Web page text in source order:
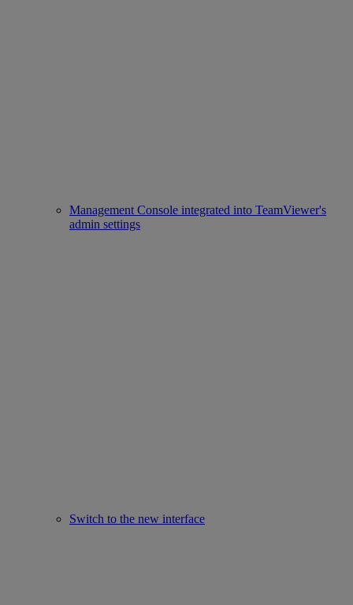
Management Console integrated into TeamViewer's
admin settings
Switch to the new interface